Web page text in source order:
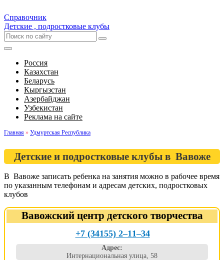
Справочник
Детские , подростковые клубы
Россия
Казахстан
Беларусь
Кыргызстан
Азербайджан
Узбекистан
Реклама на сайте
Главная » Удмуртская Республика
Детские и подростковые клубы в Вавоже
В Вавоже записать ребенка на занятия можно в рабочее время
по указанным телефонам и адресам детских, подростковых
клубов
Вавожский центр детского творчества
+7 (34155) 2‒11‒34
Адрес:
Интернациональная улица, 58